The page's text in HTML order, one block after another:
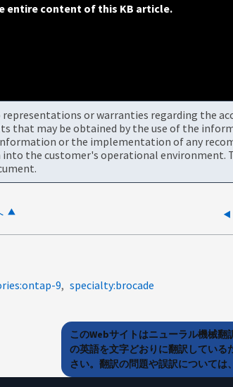
entire content of this KB article.
representations or warranties regarding the
that may be obtained by the use of the
or the implementation of any
the customer's operational environment.
9 specialty:brocade
このWebサイトはニューラル機械
の英語を文字どおりに翻訳してい
さい。翻訳の問題や誤訳について